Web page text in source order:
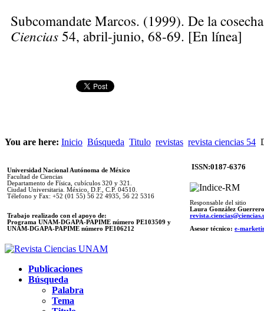
Subcomandate Marcos. (1999). De la
Ciencias54, abril-junio, 68-69. [En línea]
You are here: Inicio Búsqueda Titulo revistas revista ciencias 54
Universidad Nacional Autónoma de México
Facultad de Ciencias
Departamento de Física, cubículos 320 y 321.
Ciudad Universitaria. México, D.F., C.P. 04510.
Télefono y Fax: +52 (01 55) 56 22 4935, 56 22 5316
Trabajo realizado con el apoyo de:
Programa UNAM-DGAPA-PAPIME número PE103509 y
UNAM-DGAPA-PAPIME número PE106212
ISSN:0187-6376
Responsable del sitio
Laura González Guerrero
Asesor técnico: e-
Publicaciones
Búsqueda
Palabra
Tema